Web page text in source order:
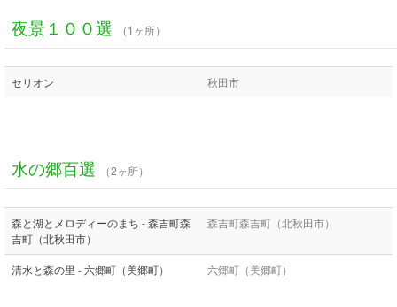
夜景１００選 （1ヶ所）
セリオン 秋田市
水の郷百選 （2ヶ所）
森と湖とメロディーのまち - 森吉町森
吉町（北秋田市）
森吉町森吉町（北秋田市）
清水と森の里 - 六郷町（美郷町） 六郷町（美郷町）